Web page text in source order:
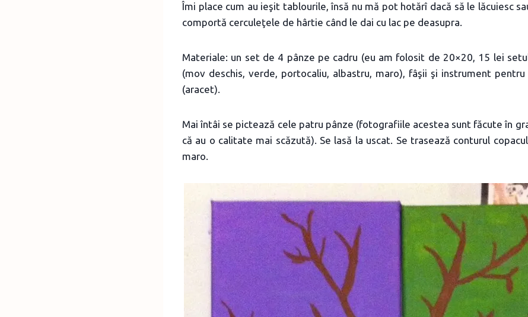
Îmi place cum au ieşit tablourile, însă nu mă pot hotărî dacă să le lăcuiesc
comportă cerculeţele de hârtie când le dai cu lac pe deasupra.
Materiale: un set de 4 pânze pe cadru (eu am folosit de 20×20, 15 lei
(mov deschis, verde, portocaliu, albastru, maro), fâşii şi instrument
(aracet).
Mai întâi se pictează cele patru pânze (fotografiile acestea sunt făcute în
că au o calitate mai scăzută). Se lasă la uscat. Se trasează conturul
maro.